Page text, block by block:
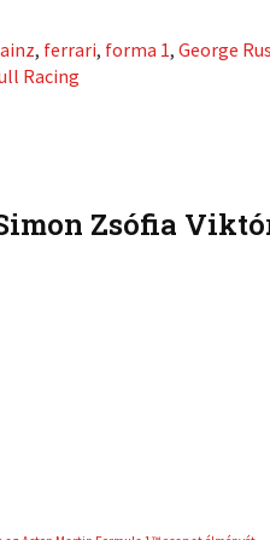
o
t
e
, ferrari, forma 1,George
Racing
Zsófia